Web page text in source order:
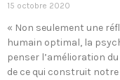
15 octobre 2020
« Non seulement une
humain optimal, la
penser l’amélioration
de ce qui construit